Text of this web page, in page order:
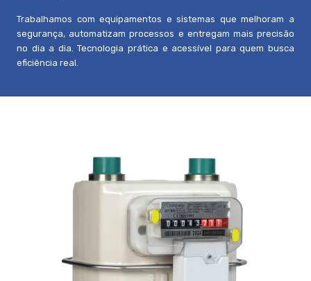
Trabalhamos com equipamentos e sistemas que melhoram a
segurança, automatizam processos e entregam mais precisão
no dia a dia. Tecnologia prática e acessível para quem busca
eficiência real.